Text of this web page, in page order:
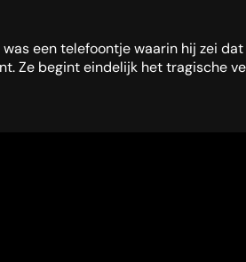
een telefoontje waarin hij zei
Ze begint eindelijk het tragische